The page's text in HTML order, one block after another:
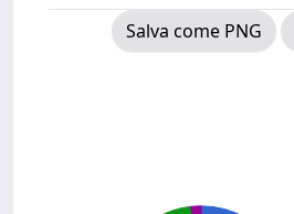
Salva come PNG